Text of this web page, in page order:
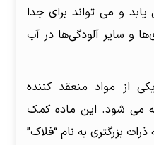
و می تواند برای جدا
و سایر آلودگی‌ها در آب
از مواد منعقد کننده
می شود. این ماده کمک
بزرگتری به نام “فلاک”